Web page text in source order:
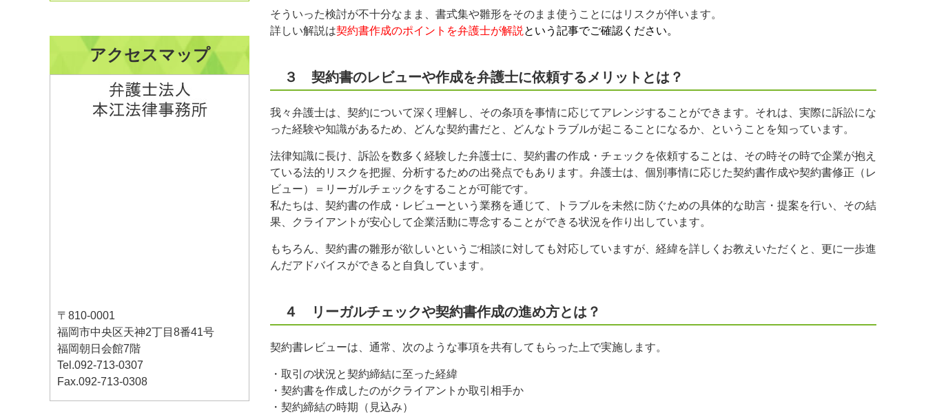
そういった検討が不十分なまま、書式集や雛形をそのまま使うことにはリスクが伴います。
詳しい解説は契約書作成のポイントを弁護士が解説 という記事でご確認ください。
３ 契約書のレビューや作成を弁護士に依頼するメリットとは？
我々弁護士は、契約について深く理解し、その条項を事情に応じてアレンジすることができます。それは、実際に訴訟にな
った経験や知識があるため、どんな契約書だと、どんなトラブルが起こることになるか、ということを知っています。
法律知識に長け、訴訟を数多く経験した弁護士に、契約書の作成・チェックを依頼することは、その時その時で企業が抱え
ている法的リスクを把握、分析するための出発点でもあります。弁護士は、個別事情に応じた契約書作成や契約書修正（レ
ビュー）＝リーガルチェックをすることが可能です。
私たちは、契約書の作成・レビューという業務を通じて、トラブルを未然に防ぐための具体的な助言・提案を行い、その結
果、クライアントが安心して企業活動に専念することができる状況を作り出しています。
もちろん、契約書の雛形が欲しいというご相談に対しても対応していますが、経緯を詳しくお教えいただくと、更に一歩進
んだアドバイスができると自負しています。
４ リーガルチェックや契約書作成の進め方とは？
契約書レビューは、通常、次のような事項を共有してもらった上で実施します。
・取引の状況と契約締結に至った経緯
・契約書を作成したのがクライアントか取引相手か
・契約締結の時期（見込み）
アクセスマップ
〒810-0001
福岡市中央区天神2丁目8番41号
福岡朝日会館7階
Tel.092-713-0307
Fax.092-713-0308